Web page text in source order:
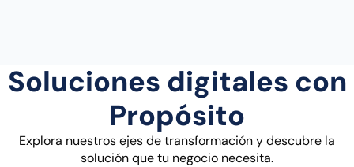
Soluciones digitales con
Propósito
Explora nuestros ejes de transformación y descubre la
solución que tu negocio necesita.